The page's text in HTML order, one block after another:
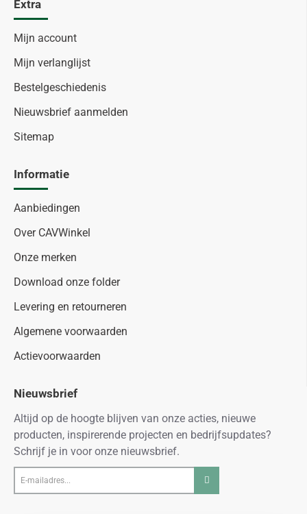
Extra
Mijn account
Mijn verlanglijst
Bestelgeschiedenis
Nieuwsbrief aanmelden
Sitemap
Informatie
Aanbiedingen
Over CAVWinkel
Onze merken
Download onze folder
Levering en retourneren
Algemene voorwaarden
Actievoorwaarden
Nieuwsbrief
Altijd op de hoogte blijven van onze acties, nieuwe
producten, inspirerende projecten en bedrijfsupdates?
Schrijf je in voor onze nieuwsbrief.
mailadres...